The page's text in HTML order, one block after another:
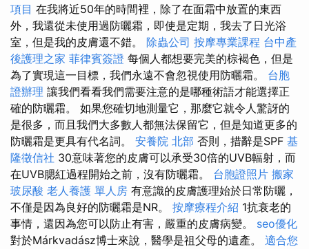
項目 在我將近50年的時間裡，除了在面霜中放置的東西
外，我還從未使用過防曬霜，即使是定期，我去了日光浴
室，但是我的皮膚還不錯。 除蟲公司 按摩專業課程 台中產
後護理之家 菲律賓簽證 每個人都想要完美的棕褐色，但是
為了實現這一目標，我們永遠不會忽視使用防曬霜。 台胞
證辦理 讓我們看看我們需要注意的是哪種術語才能選擇正
確的防曬霜。 如果您確切地測量它，那麼它就令人驚訝的
是很多，而且我們大多數人都無法保留它，但是知道更多的
防曬霜是更具有代名詞。 安養院 北部 否則，措辭是SPF 基
隆徵信社 30意味著您的皮膚可以承受30倍的UVB輻射，而
在UVB腮紅過程開始之前，沒有防曬霜。 台胞證照片 搬家
玻尿酸 老人養護 單人房 有意識的皮膚護理始於日常防曬，
不僅是因為良好的防曬霜是NR。 按摩療程介紹 1抗衰老的
事情，還因為您可以防止有害，嚴重的皮膚病變。 seo優化
對於Márkvadász博士來說，醫學是祖父母的遺產。 適合您